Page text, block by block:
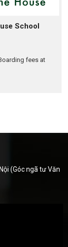
School
fees at
(Góc ngã tư Văn